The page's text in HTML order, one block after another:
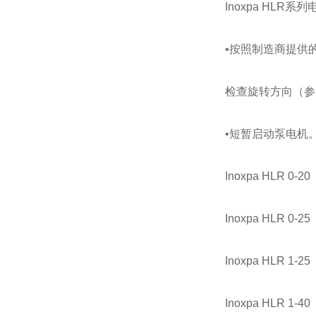
Inoxpa HLR系列
•按照制造商提供
检查旋转方向（
•短暂启动泵电机
Inoxpa HLR 0-20
Inoxpa HLR 0-25
Inoxpa HLR 1-25
Inoxpa HLR 1-40